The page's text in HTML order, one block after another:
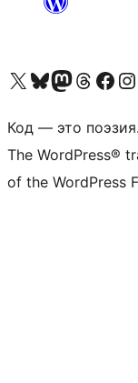
Посетите нас в X (ранее Twitter)
Посетите нашу учётную запись в Bluesky
Посетите нашу ленту в
Посетите нашу учётную
Посетите
Код — это поэзия.
The WordPress®
of the WordPress